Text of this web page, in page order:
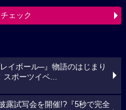
ェック
イボール─』物語のはじまり
ポーツイベ...
露試写会を開催!?『5秒で完全